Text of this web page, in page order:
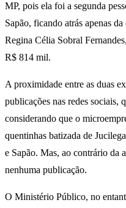
MP, pois ela foi a segunda
Sapão, ficando atrás apenas
Regina Célia Sobral
R$ 814 mil.
A proximidade entre as duas
publicações nas redes sociais,
considerando que o
quentinhas batizada de
e Sapão. Mas, ao contrário da
nenhuma publicação.
O Ministério Público, no